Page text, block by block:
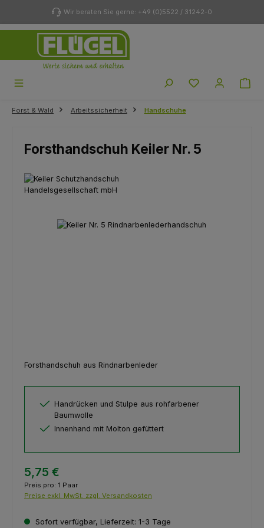
Zum Hauptinhalt springenWir beraten Sie gerne: +49 (0)5522 / 31242-0
Du hast 0
Forst & Wald Arbeitssicherheit Handschuhe
Forsthandschuh Keiler Nr. 5
Bildergalerie überspringen
Forsthandschuh aus Rindnarbenleder
Handrücken und Stulpe aus rohfarbener
Baumwolle
Innenhand mit Molton gefüttert
5,75 €
Preis pro: 1 Paar
Preise exkl. MwSt. zzgl. Versandkosten
Sofort verfügbar, Lieferzeit: 1-3 Tage